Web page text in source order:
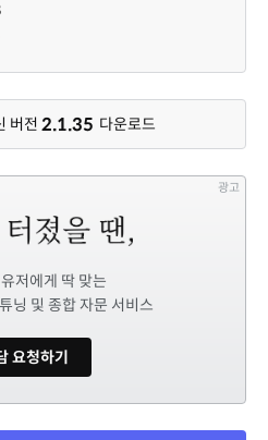
버전 2.1.35 다운로드
광고
저에게 딱 맞는
닝 및 종합 자문 서비스
요청하기